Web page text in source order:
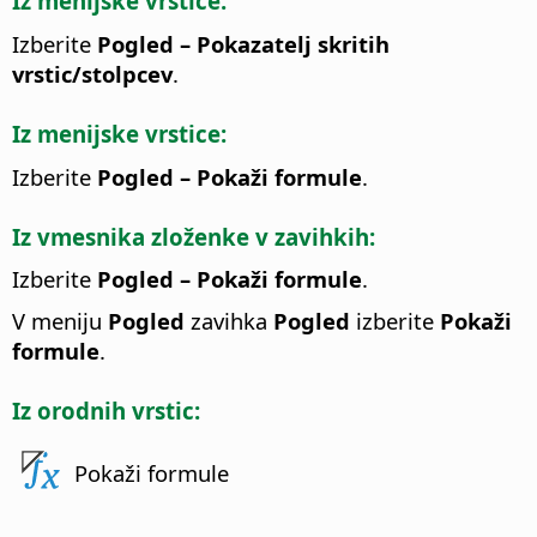
Izberite Pogled – Pokazatelj skritih
vrstic/stolpcev.
Iz menijske vrstice:
Izberite Pogled – Pokaži formule.
Iz vmesnika zloženke v zavihkih:
Izberite Pogled – Pokaži formule.
V meniju Pogled zavihka Pogled izberite Pokaži
formule.
Iz orodnih vrstic:
Pokaži formule